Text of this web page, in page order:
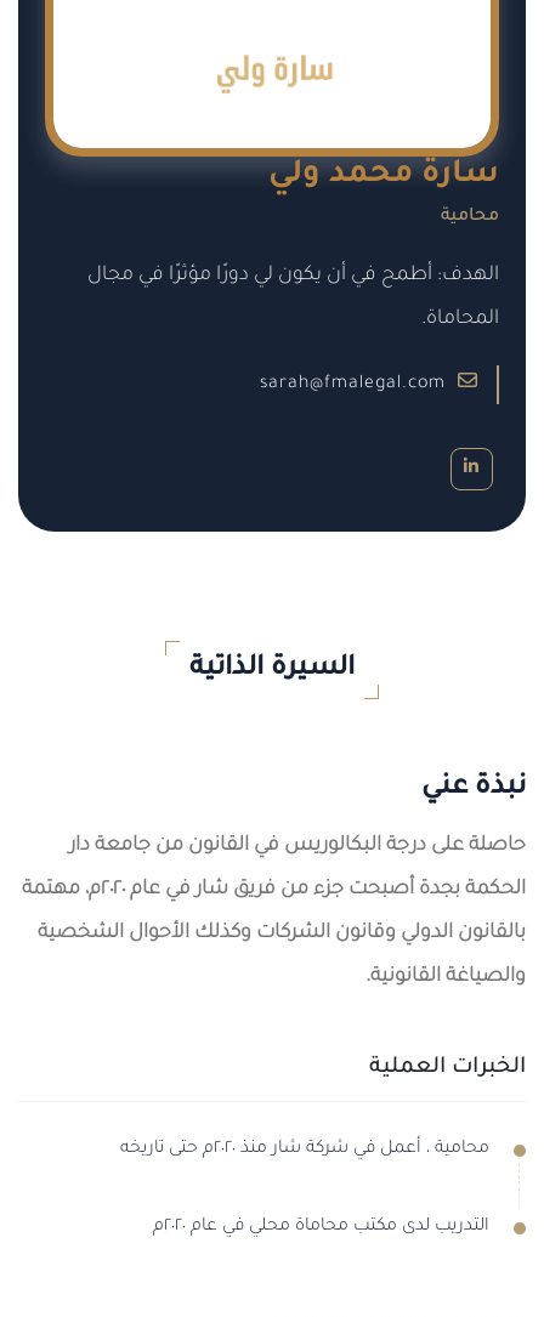
سارة محمد ولي
محامية
الهدف: أطمح في أن يكون لي دورًا مؤثرًا في مجال
المحاماة.
sarah@fmalegal.com
السيرة الذاتية
نبذة عني
حاصلة على درجة البكالوريس في القانون من جامعة دار
الحكمة بجدة أصبحت جزء من فريق شار في عام ٢٠٢٠م، مهتمة
بالقانون الدولي وقانون الشركات وكذلك الأحوال الشخصية
والصياغة القانونية.
الخبرات العملية
محامية ، أعمل في شركة شار منذ ٢٠٢٠م حتى تاريخه
التدريب لدى مكتب محاماة محلي في عام ٢٠٢٠م